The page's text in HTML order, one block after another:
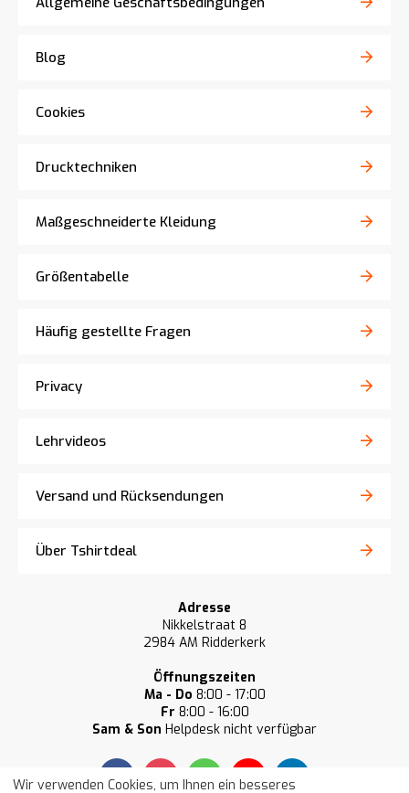
Blog
Cookies
Drucktechniken
Maßgeschneiderte Kleidung
Größentabelle
Häufig gestellte Fragen
Privacy
Lehrvideos
Versand und Rücksendungen
Über Tshirtdeal
Adresse
Nikkelstraat 8
2984 AM Ridderkerk
Öffnungszeiten
Ma - Do 8:00 - 17:00
Fr 8:00 - 16:00
Sam & Son Helpdesk nicht verfügbar
Wir verwenden Cookies, um Ihnen ein besseres